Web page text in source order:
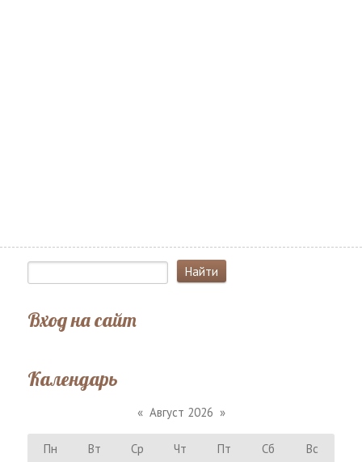
Вход на сайт
Календарь
« Август 2026 »
Пн Вт Ср Чт Пт Сб
Вс